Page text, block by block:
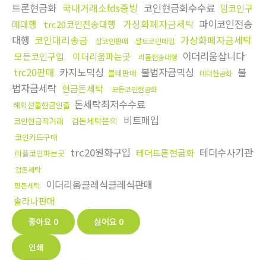
트론현금화 국내거래소fds증빙 코인현금화수수료 밈코인구
매대행
trc20코인전송대행 가상화폐자금세탁 파이코인전송
대행 코인대리송금 잡코인판매 알트코인매입 가상화폐자금세탁
모든코인구입 이더리움파는곳 리플전송대행
이더리움삽니다
trc20판매 카지노믹싱 블테판매 불법자금믹싱 테더현금화 불
법자금세탁 현금돈세탁 모든코인현금화
해외선물현금인출 돈세탁최저수수료
코인현금직거래 검돈세탁문의 비트매입
코인카드구매
리플코인파는곳 trc20원화구입 테더트론현금화 테더수사기관
검돈세탁
핑돈세탁
이더리움클레식클레식판매
솔라나판매
좋아요 0 싫어요 0
인쇄